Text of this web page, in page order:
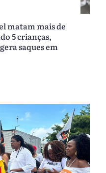
matam mais de
5 crianças,
saques em